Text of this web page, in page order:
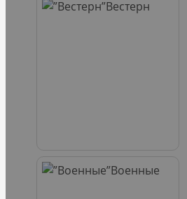
Вестерн
Военные